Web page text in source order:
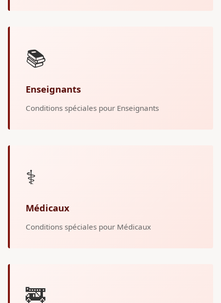
📚
Enseignants
Conditions spéciales pour Enseignants
⚕️
Médicaux
Conditions spéciales pour Médicaux
🚒